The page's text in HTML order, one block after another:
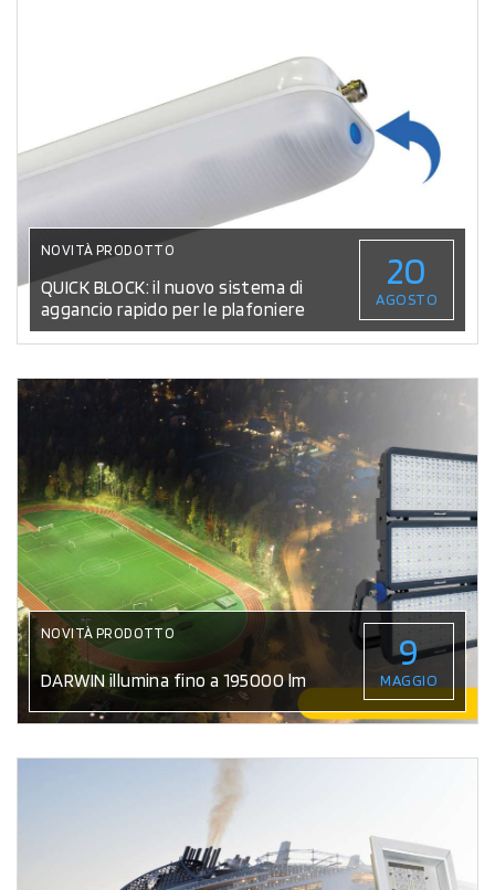
NOVITÀ PRODOTTO
QUICK BLOCK: il nuovo sistema di
aggancio rapido per le plafoniere
20
AGOSTO
NOVITÀ PRODOTTO
DARWIN illumina fino a 195000 lm
9
MAGGIO